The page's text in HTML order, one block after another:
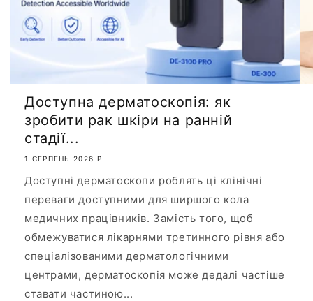
Доступна дерматоскопія: як
зробити рак шкіри на ранній
стадії...
1 СЕРПЕНЬ 2026 Р.
Доступні дерматоскопи роблять ці клінічні
переваги доступними для ширшого кола
медичних працівників. Замість того, щоб
обмежуватися лікарнями третинного рівня або
спеціалізованими дерматологічними
центрами, дерматоскопія може дедалі частіше
ставати частиною...